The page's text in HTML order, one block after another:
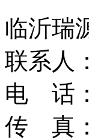
临沂瑞
联系人
电 话
传 真